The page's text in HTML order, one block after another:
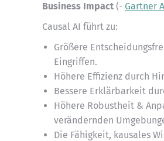
Business Impact (- Gartner
Causal AI führt zu:
Größere
Eingriffen.
Höhere Effizienz durch
Bessere Erklärbarkeit
Höhere Robustheit &
verändernden
Die Fähigkeit, kausales